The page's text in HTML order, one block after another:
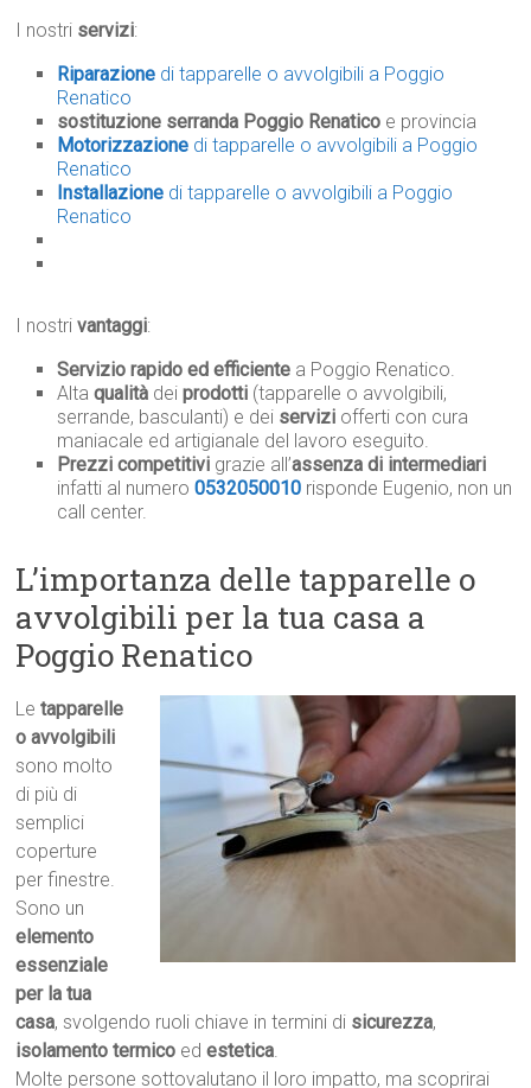
I nostri servizi:
Riparazione di tapparelle o avvolgibili a Poggio
Renatico
sostituzione serranda Poggio Renatico e provincia
Motorizzazione di tapparelle o avvolgibili a Poggio
Renatico
Installazione di tapparelle o avvolgibili a Poggio
Renatico
I nostrivantaggi:
Servizio rapido ed efficiente a Poggio Renatico.
Altaqualità deiprodotti (tapparelle o avvolgibili,
serrande, basculanti) e dei servizi offerti con cura
maniacale ed artigianale del lavoro eseguito.
Prezzi competitivi grazie all’assenza di intermediari
infatti al numero0532050010 risponde Eugenio, non un
call center.
L’importanza delle tapparelle o
avvolgibili per la tua casa a
Poggio Renatico
Letapparelle
o avvolgibili
sono molto
di più di
semplici
coperture
per finestre.
Sono un
elemento
essenziale
per la tua
casa, svolgendo ruoli chiave in termini di sicurezza,
isolamento termico edestetica.
Molte persone sottovalutano il loro impatto, ma scoprirai